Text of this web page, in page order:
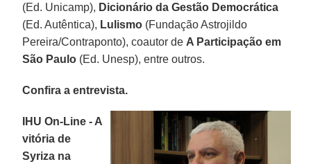
(Ed. Unicamp), Dicionário da Gestão Democrática
(Ed. Autêntica), Lulismo (Fundação Astrojildo
Pereira/Contraponto), coautor de A Participação em
São Paulo (Ed. Unesp), entre outros.
Confira a entrevista.
IHU On-Line - A
vitória de
Syriza na